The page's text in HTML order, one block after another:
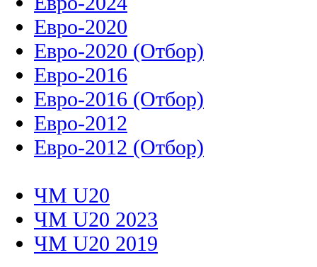
Евро-2020
Евро-2020 (Отбор)
Евро-2016
Евро-2016 (Отбор)
Евро-2012
Евро-2012 (Отбор)
ЧМ U20 2023
ЧМ U20 2019